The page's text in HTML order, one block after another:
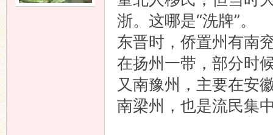
浙。这哪是“洗牌”。
东晋时，侨置州有南
在扬州一带，部分时
又南豫州，主要在安
南梁州，也是流民集